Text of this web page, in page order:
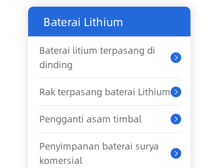
Baterai Lithium
Baterai litium terpasang di
dinding

Rak terpasang baterai Lithium 
Pengganti asam timbal 
Penyimpanan baterai surya
komersial
